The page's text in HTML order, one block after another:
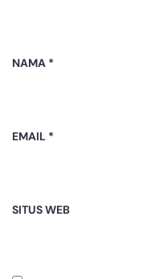
NAMA *
EMAIL *
SITUS WEB